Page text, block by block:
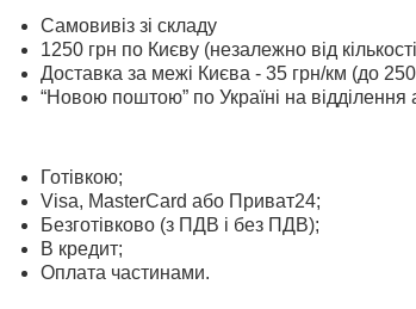
Самовивіз зі складу
1250 грн по Києву (незалежно від
Доставка за межі Києва - 35 грн/км (до
“Новою поштою” по Україні на відділення
Готівкою;
Visa, MasterСard або Приват24;
Безготівково (з ПДВ і без ПДВ);
В кредит;
Оплата частинами.